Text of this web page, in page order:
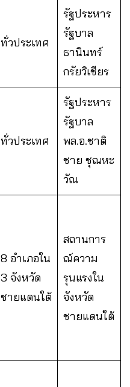
ทั่วประเทศ
รัฐประหาร
รัฐบาล
ธานินทร์
กรัยวิเชียร
ทั่วประเทศ
รัฐประหาร
รัฐบาล
พล.อ.ชาติ
ชาย ชุณหะ
วัณ
8 อำเภอใน
3 จังหวัด
ชายแดนใต้
สถานการ
ณ์ความ
รุนแรงใน
จังหวัด
ชายแดนใต้